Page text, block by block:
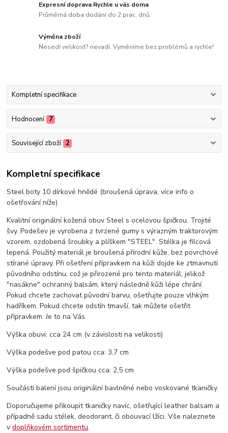
Expresní doprava Rychle u vás doma
Průměrná doba dodání do 2 prac. dnů.
Výměna zboží
Nesedí velikost? nevadí. Vyměníme bez problémů a rychle!
Kompletní specifikace
Hodnocení 7
Související zboží 2
Kompletní specifikace
Steel boty 10 dírkové hnědé (broušená úprava, více info o
ošetřování níže)
Kvalitní originální kožená obuv Steel s ocelovou špičkou. Trojité
švy. Podešev je vyrobena z tvrzené gumy s výrazným traktorovým
vzorem, ozdobená šroubky a plíškem "STEEL". Stélka je filcová
lepená. Použitý materiál je broušená přírodní kůže, bez povrchové
stírané úpravy. Při ošetření přípravkem na kůži dojde ke ztmavnutí
původního odstínu, což je přirozené pro tento materiál, jelikož
"nasákne" ochranný balsám, který následně kůži lépe chrání.
Pokud chcete zachovat původní barvu, ošetřujte pouze vlhkým
hadříkem. Pokud chcete odstín tmavší, tak můžete ošetřit
přípravkem. Je to na Vás.
Výška obuvi: cca 24 cm (v závislosti na velikosti)
Výška podešve pod patou cca: 3,7 cm
Výška podešve pod špičkou cca: 2,5 cm
Součástí balení jsou originální bavlněné nebo voskované tkaničky.
Doporučujeme přikoupit tkaničky navíc, ošetřující leather balsam a
případně sadu stélek, deodorant, či obouvací lžíci. Vše naleznete
vdoplňkovém sortimentu.